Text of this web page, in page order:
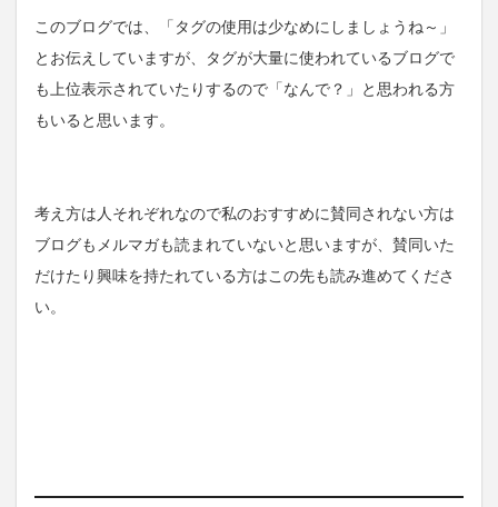
このブログでは、「タグの使用は少なめにしましょうね～」
とお伝えしていますが、タグが大量に使われているブログで
も上位表示されていたりするので「なんで？」と思われる方
もいると思います。
考え方は人それぞれなので私のおすすめに賛同されない方は
ブログもメルマガも読まれていないと思いますが、賛同いた
だけたり興味を持たれている方はこの先も読み進めてくださ
い。